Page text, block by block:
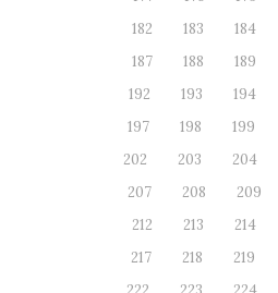
182
183 184
187
188 189
192
193 194
197
198 199
202
203 204
207
208 209
212
213 214
217
218 219